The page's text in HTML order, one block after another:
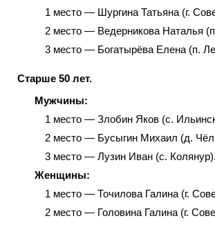
1 место — Шургина Татьяна (г.
2 место — Ведерникова Наталья
3 место — Богатырёва Елена (п.
Старше 50 лет.
Мужчины:
1 место — Злобин Яков (с.
2 место — Бусыгин Михаил (д.
3 место — Лузин Иван (с. Колянур).
Женщины:
1 место — Точилова Галина (г.
2 место — Головина Галина (г.